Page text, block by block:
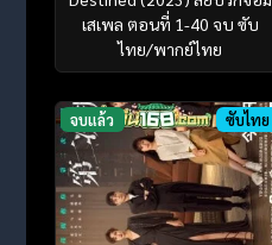
เสเพล ตอนที่ 1-40 จบ ซับ
ไทย/พากย์ไทย
จบแล้ว ซับไทย